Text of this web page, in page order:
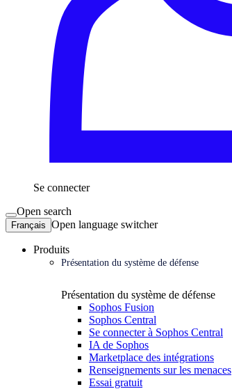
Se connecter
Open search
Français Open language switcher
Produits
Présentation du système de défense
Présentation du système de défense
Sophos Fusion
Sophos Central
Se connecter à Sophos Central
IA de Sophos
Marketplace des intégrations
Renseignements sur les menaces
Essai gratuit